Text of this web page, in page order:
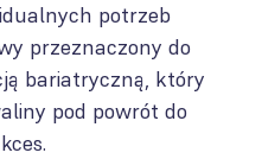
potrzeb
przeznaczony do
bariatryczną, który
pod powrót do